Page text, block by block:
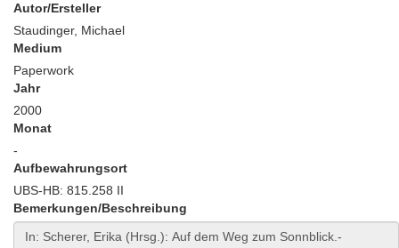
Autor/Ersteller
Staudinger, Michael
Medium
Paperwork
Jahr
2000
Monat
-
Aufbewahrungsort
UBS-HB: 815.258 II
Bemerkungen/Beschreibung